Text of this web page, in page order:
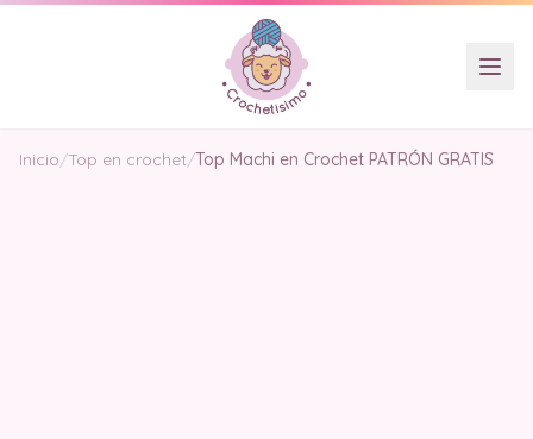
Inicio/Top en crochet/Top Machi en Crochet PATRÓN GRATIS